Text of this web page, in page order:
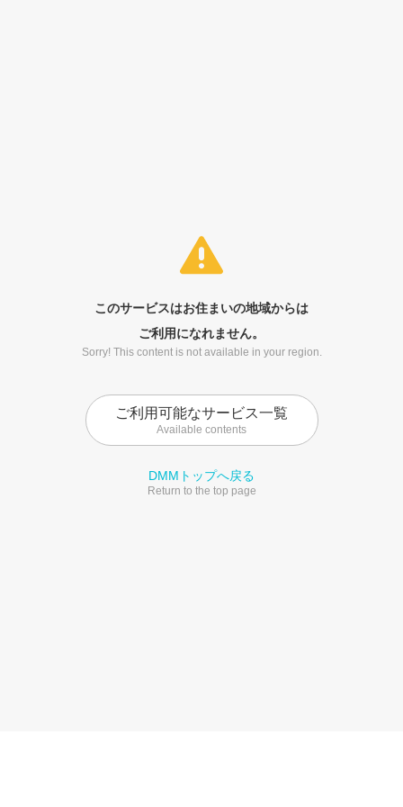
このサービスはお住まいの地域からは
ご利用になれません。
Sorry! This content is not available in your region.
ご利用可能なサービス一覧
Available contents
DMMトップへ戻る
Return to the top page